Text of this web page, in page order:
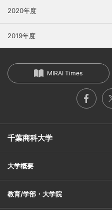
2020年度
2019年度
千葉商科大学
MIRAI Times
大学概要
教育/学部・大学院